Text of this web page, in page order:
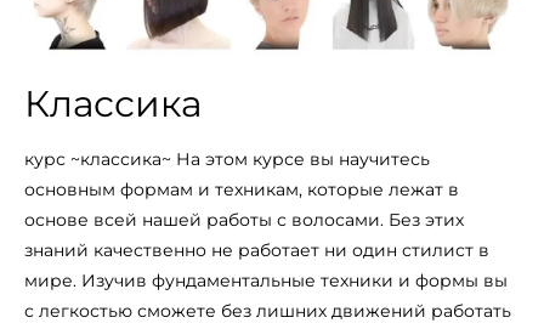
Классика
курс ~классика~ На этом курсе вы научитесь
основным формам и техникам, которые лежат в
основе всей нашей работы с волосами. Без этих
знаний качественно не работает ни один стилист в
мире. Изучив фундаментальные техники и формы вы
с легкостью сможете без лишних движений работать